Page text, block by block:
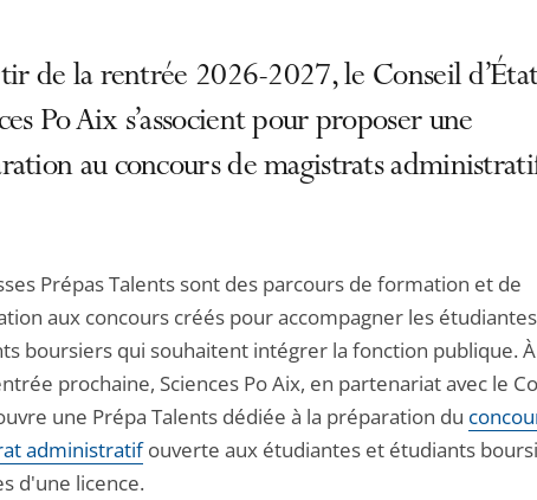
de la rentrée 2026-2027, le Conseil
Po Aix s’associent pour proposer une
au concours de magistrats
Prépas Talents sont des parcours de formation et de
aux concours créés pour accompagner les
boursiers qui souhaitent intégrer la fonction publique.
prochaine, Sciences Po Aix, en partenariat avec le
une Prépa Talents dédiée à la préparation du
administratifouverte aux étudiantes et étudiants
d'une licence.